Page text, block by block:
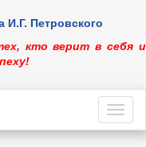
И.Г. Петровского
кто верит в себя и